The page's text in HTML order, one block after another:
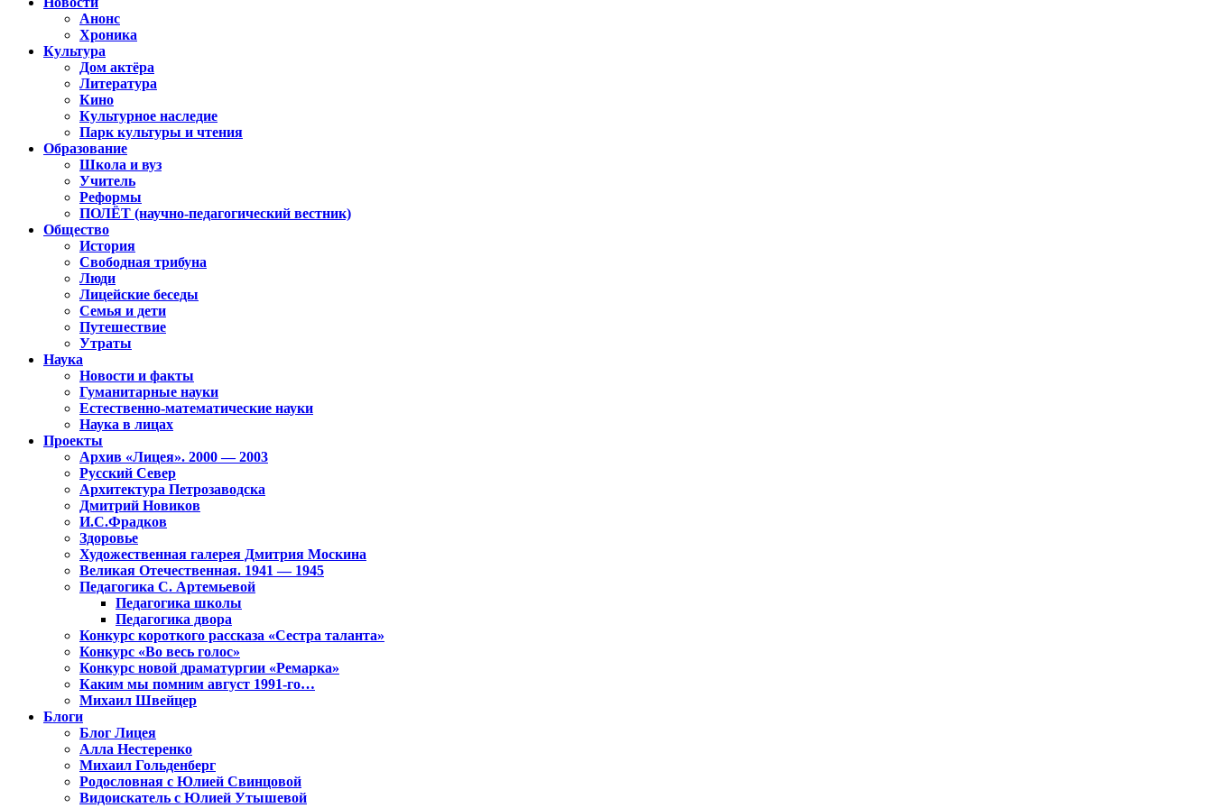
Анонс
Хроника
Культура
Дом актёра
Литература
Кино
Культурное наследие
Парк культуры и чтения
Образование
Школа и вуз
Учитель
Реформы
ПОЛЁТ (научно-педагогический вестник)
Общество
История
Свободная трибуна
Люди
Лицейские беседы
Семья и дети
Путешествие
Утраты
Наука
Новости и факты
Гуманитарные науки
Естественно-математические науки
Наука в лицах
Проекты
Архив «Лицея». 2000 — 2003
Русский Север
Архитектура Петрозаводска
Дмитрий Новиков
И.С.Фрадков
Здоровье
Художественная галерея Дмитрия Москина
Великая Отечественная. 1941 — 1945
Педагогика С. Артемьевой
Педагогика школы
Педагогика двора
Конкурс короткого рассказа «Сестра таланта»
Конкурс «Во весь голос»
Конкурс новой драматургии «Ремарка»
Каким мы помним август 1991-го…
Михаил Швейцер
Блоги
Блог Лицея
Алла Нестеренко
Михаил Гольденберг
Родословная с Юлией Свинцовой
Видоискатель с Юлией Утышевой